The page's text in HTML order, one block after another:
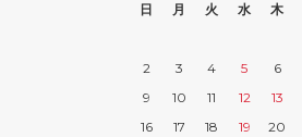
日
月 火 水 木
2
3 4 5 6
9
10 11 12 13
16
17 18 19 20